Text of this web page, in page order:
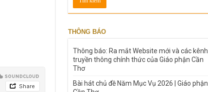
THÔNG BÁO
Thông báo: Ra mắt Website mới và các kênh
truyền thông chính thức của Giáo phận Cần
Thơ
Bài hát chủ đề Năm Mục Vụ 2026 | Giáo phận